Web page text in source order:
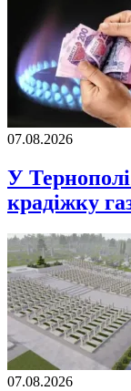
07.08.2026
У Тернополі
крадіжку
07.08.2026